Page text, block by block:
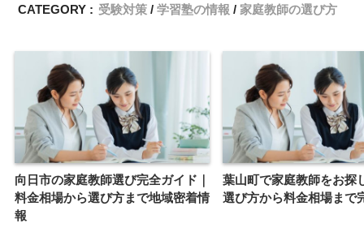
CATEGORY : 受験対策 学習塾の情報 家庭教師の選び方
向日市の家庭教師選び完全ガイド｜
料金相場から選び方まで地域密着情
報
葉山町で家庭教師をお探
選び方から料金相場まで